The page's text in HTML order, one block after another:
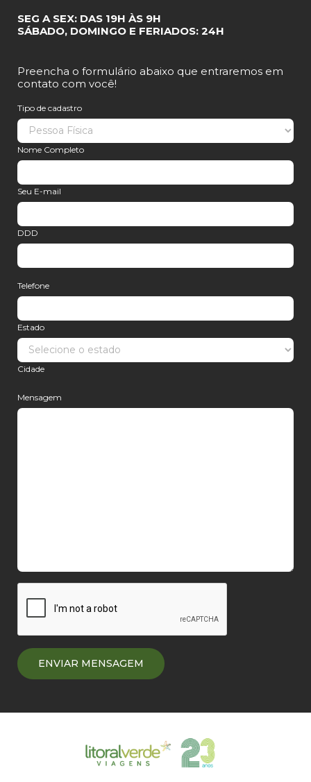
SEG A SEX: DAS 19H ÀS 9H
SÁBADO, DOMINGO E FERIADOS: 24H
Preencha o formulário abaixo que entraremos em
contato com você!
Tipo de cadastro
Nome Completo
Seu E-mail
DDD
Telefone
Estado
Cidade
Mensagem